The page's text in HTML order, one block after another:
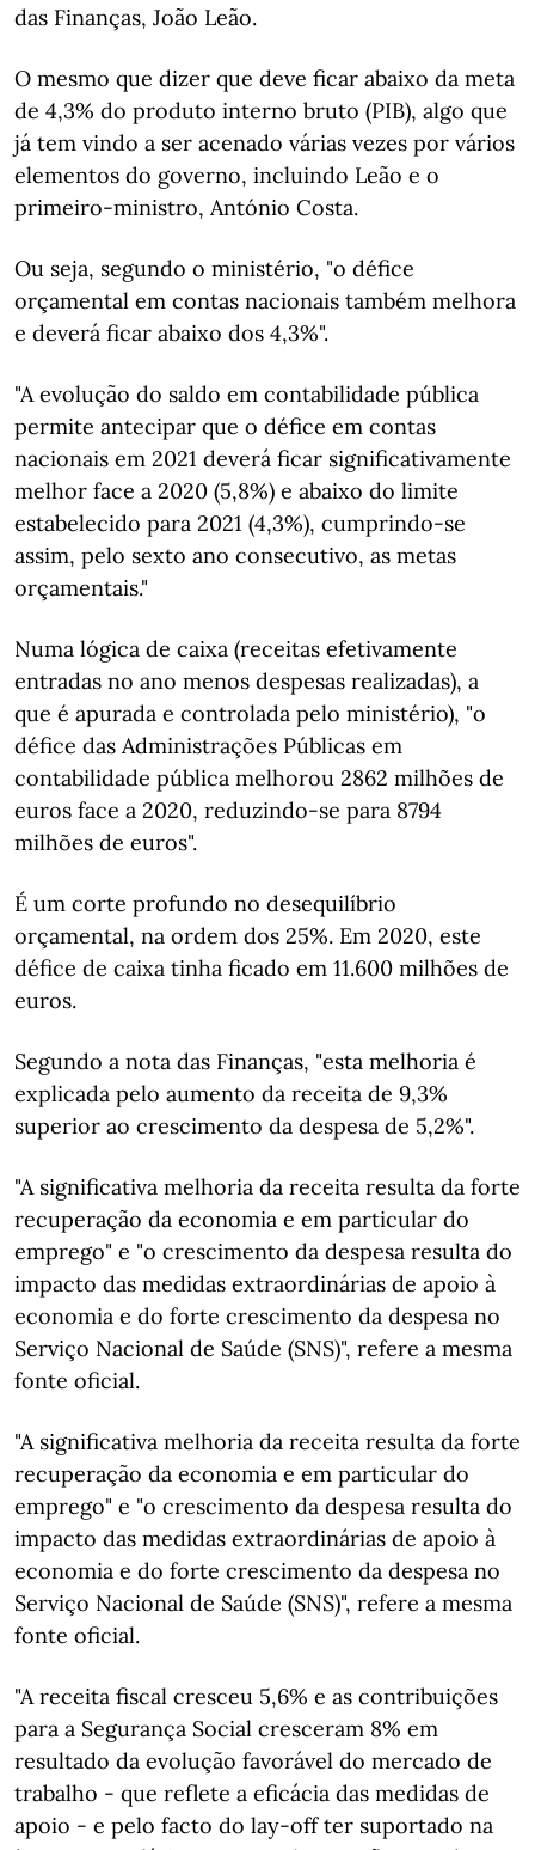
das Finanças, João Leão.
O mesmo que dizer que deve ficar abaixo da meta
de 4,3% do produto interno bruto (PIB), algo que
já tem vindo a ser acenado várias vezes por vários
elementos do governo, incluindo Leão e o
primeiro-ministro, António Costa.
Ou seja, segundo o ministério, "o défice
orçamental em contas nacionais também melhora
e deverá ficar abaixo dos 4,3%".
"A evolução do saldo em contabilidade pública
permite antecipar que o défice em contas
nacionais em 2021 deverá ficar significativamente
melhor face a 2020 (5,8%) e abaixo do limite
estabelecido para 2021 (4,3%), cumprindo-se
assim, pelo sexto ano consecutivo, as metas
orçamentais."
Numa lógica de caixa (receitas efetivamente
entradas no ano menos despesas realizadas), a
que é apurada e controlada pelo ministério), "o
défice das Administrações Públicas em
contabilidade pública melhorou 2862 milhões de
euros face a 2020, reduzindo-se para 8794
milhões de euros".
É um corte profundo no desequilíbrio
orçamental, na ordem dos 25%. Em 2020, este
défice de caixa tinha ficado em 11.600 milhões de
euros.
Segundo a nota das Finanças, "esta melhoria é
explicada pelo aumento da receita de 9,3%
superior ao crescimento da despesa de 5,2%".
"A significativa melhoria da receita resulta da forte
recuperação da economia e em particular do
emprego" e "o crescimento da despesa resulta do
impacto das medidas extraordinárias de apoio à
economia e do forte crescimento da despesa no
Serviço Nacional de Saúde (SNS)", refere a mesma
fonte oficial.
"A significativa melhoria da receita resulta da forte
recuperação da economia e em particular do
emprego" e "o crescimento da despesa resulta do
impacto das medidas extraordinárias de apoio à
economia e do forte crescimento da despesa no
Serviço Nacional de Saúde (SNS)", refere a mesma
fonte oficial.
"A receita fiscal cresceu 5,6% e as contribuições
para a Segurança Social cresceram 8% em
resultado da evolução favorável do mercado de
trabalho - que reflete a eficácia das medidas de
apoio - e pelo facto do lay-off ter suportado na